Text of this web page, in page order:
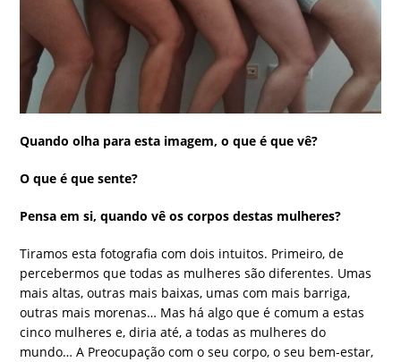
Quando olha para esta imagem, o que é que vê?
O que é que sente?
Pensa em si, quando vê os corpos destas mulheres?
Tiramos esta fotografia com dois intuitos. Primeiro, de
percebermos que todas as mulheres são diferentes. Umas
mais altas, outras mais baixas, umas com mais barriga,
outras mais morenas… Mas há algo que é comum a estas
cinco mulheres e, diria até, a todas as mulheres do
mundo… A Preocupação com o seu corpo, o seu bem-estar,